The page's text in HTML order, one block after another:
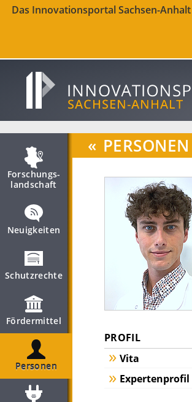
Das Innovationsportal Sachsen-
Forschungs­
landschaft
Neuigkeiten
Schutzrechte
Fördermittel
Personen
« PERSONEN
PROFIL
Vita
Expertenprofil